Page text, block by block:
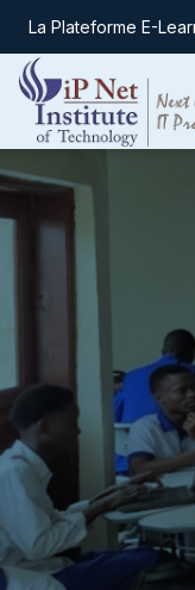
Passer au contenu
La Plateforme E-